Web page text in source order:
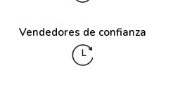
Vendedores de confianza